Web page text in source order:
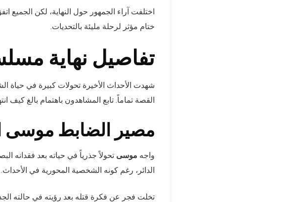
اختلفت آراء الجمهور حول النهاية، لكن الجميع
ختام مؤثر لرحلة مليئة بالتحديات.
تفاصيل نهاية
شهدت الأحداث الأخيرة تحولات كبيرة في حياة
القصة تماماً. تابع المشاهدون باهتمام بالغ كيف
مصير الضابط موسى
واجه موسى تحولاً جذرياً في حياته بعد فقدانه
الدائر، رغم كونه الشخصية المحورية في الأحداث.
تخلت فجر عن فكرة قتله بعد رؤيته في حالته